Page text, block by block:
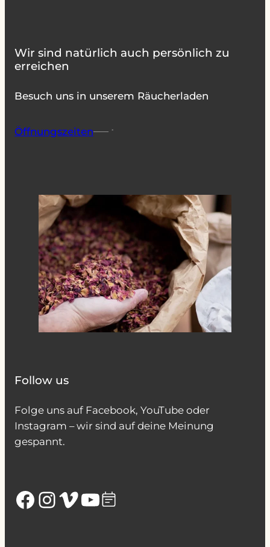
Wir sind natürlich auch persönlich zu
erreichen
Besuch uns in unserem Räucherladen
Öffnungszeiten
Follow us
Folge uns auf Facebook, YouTube oder
Instagram – wir sind auf deine Meinung
gespannt.
Facebook
Instagram
Vimeo
YouTube